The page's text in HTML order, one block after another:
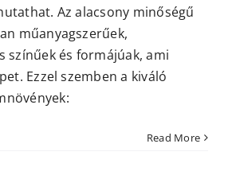
Az alacsony minőségű
műanyagszerűek,
színűek és formájúak, ami
Ezzel szemben a kiváló
Read More